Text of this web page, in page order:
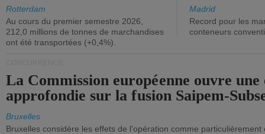
ont diminué.
Rotterdam
Au cours du premier semestre 2026,
212,0 millions de tonnes de marchandises
ont été transportées (+0,4%).
(+2,9%).
Madrid
Record pour les
conteneurs
La Commission européenne ouvre une
approfondie sur la fusion Saipem-
Bruxelles
Bruxelles considère les effets de l'opération comme